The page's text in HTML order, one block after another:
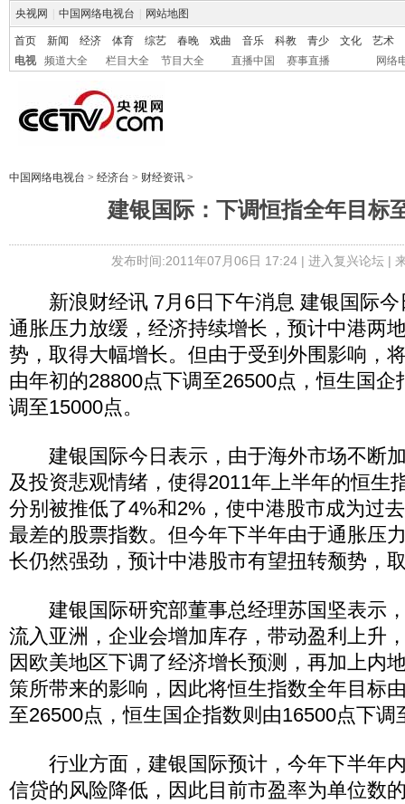
央视网 中国网络电视台 网站地图
首页 新闻 经济 体育 综艺 春晚 戏曲 音乐 科教 青少 文化
艺术
电视
频道大全 栏目大全 节目大全 直播中国 赛事直播 网络
中国网络电视台 > 经济台 > 财经资讯 >
建银国际：下调恒指全年目标
发布时间:2011年07月06日 17:24 | 进入复兴论坛|
新浪财经讯 7月6日下午消息 建银国际今
通胀压力放缓，经济持续增长，预计中港两
势，取得大幅增长。但由于受到外围影响，
由年初的28800点下调至26500点，恒生国企
调至15000点。
建银国际今日表示，由于海外市场不断
及投资悲观情绪，使得2011年上半年的恒生
分别被推低了4%和2%，使中港股市成为过
最差的股票指数。但今年下半年由于通胀压
长仍然强劲，预计中港股市有望扭转颓势，
建银国际研究部董事总经理苏国坚表示
流入亚洲，企业会增加库存，带动盈利上升
因欧美地区下调了经济增长预测，再加上内
策所带来的影响，因此将恒生指数全年目标
至26500点，恒生国企指数则由16500点下调
行业方面，建银国际预计，今年下半年
信贷的风险降低，因此目前市盈率为单位数